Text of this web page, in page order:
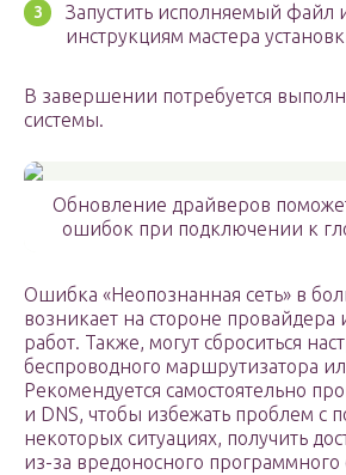
Запустить исполняемый файл
инструкциям мастера
В завершении потребуется
системы.
Обновление драйверов
ошибок при подключении к
Ошибка «Неопознанная сеть» в
возникает на стороне провайдера
работ. Также, могут сброситься
беспроводного маршрутизатора
Рекомендуется самостоятельно
и DNS, чтобы избежать проблем с
некоторых ситуациях, получить
из-за вредоносного программного